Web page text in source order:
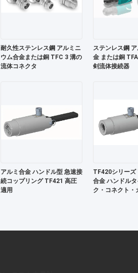
耐久性ステンレス鋼 アルミニ
ウム合金または銅 TFC 3 溝の
流体コネクタ
ステンレス鋼
金 または銅
剣流体接続器
アルミ合金 ハンドル型 急速接
続コップリング TF421 高圧
適用
TF420シリーズ
合金 ハンドル
ク・コネクト・